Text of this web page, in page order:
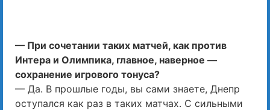
— При сочетании таких матчей, как против
Интера и Олимпика, главное, наверное —
сохранение игрового тонуса?
— Да. В прошлые годы, вы сами знаете, Днепр
оступался как раз в таких матчах. С сильными